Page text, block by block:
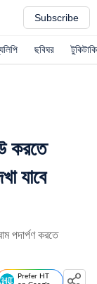
Subscribe
ছবিঘর টুকিটাকি
করতে
যাবে
পদার্পণ করতে
Prefer HT